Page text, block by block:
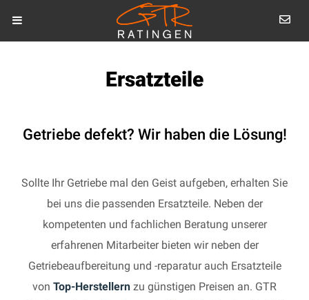
Ersatzteile
Getriebe defekt? Wir haben die Lösung!
Sollte Ihr Getriebe mal den Geist aufgeben, erhalten Sie
bei uns die passenden Ersatzteile. Neben der
kompetenten und fachlichen Beratung unserer
erfahrenen Mitarbeiter bieten wir neben der
Getriebeaufbereitung und -reparatur auch Ersatzteile
von Top-Herstellern zu günstigen Preisen an. GTR